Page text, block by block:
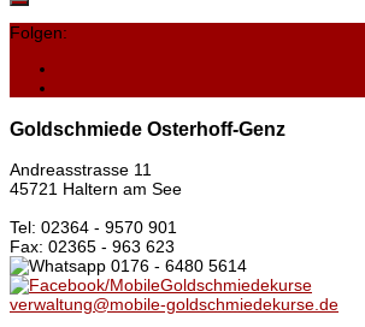
Folgen:
Goldschmiede Osterhoff-Genz
Andreasstrasse 11
45721 Haltern am See
Tel: 02364 - 9570 901
Fax: 02365 - 963 623
0176 - 6480 5614
/MobileGoldschmiedekurse
verwaltung@mobile-goldschmiedekurse.de